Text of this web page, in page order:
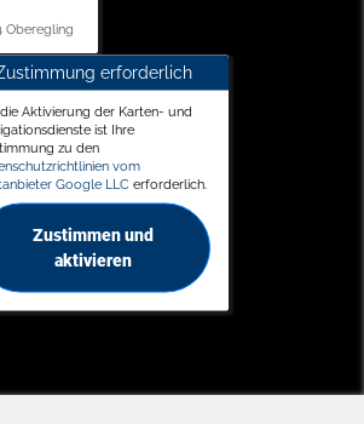
Oberegling
erforderlich
Aktivierung der Karten- und
ist Ihre
zu den
vom
Google LLC erforderlich.
Zustimmen und
aktivieren